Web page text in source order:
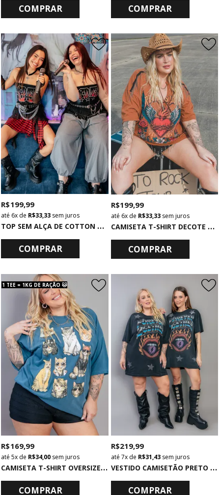
COMPRAR COMPRAR
T
OP SEM ALÇA DE COTTON PRETO COM BABADOS DE TULE
R$ 199,99
6x de R$ 33,33 sem juros
COMPRAR
C
AMISETA T-SHIRT DECOTE V COM FRANJAS MARROM RECKLESS
R$ 199,99
6xde R$ 33,33sem juros
COMPRAR
1 TEE = 1KG DE RAÇÃO 🐱
C
AMISETA T-SHIRT OVERSIZED AZUL ROCK CATS
R$ 169,99
5x de R$ 34,00 sem juros
COMPRAR
V
ESTIDO CAMISETÃO PRETO COM APLIQUES FOREVER
R$ 219,99
7xde R$ 31,43sem juros
COMPRAR